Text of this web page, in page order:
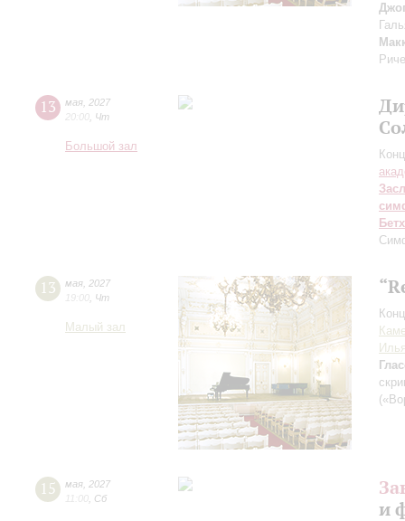
13 мая 2027
20:00 Чт
Большой зал
13 мая 2027
19:00 Чт
Малый зал
15 мая 2027
11:00 Сб
и